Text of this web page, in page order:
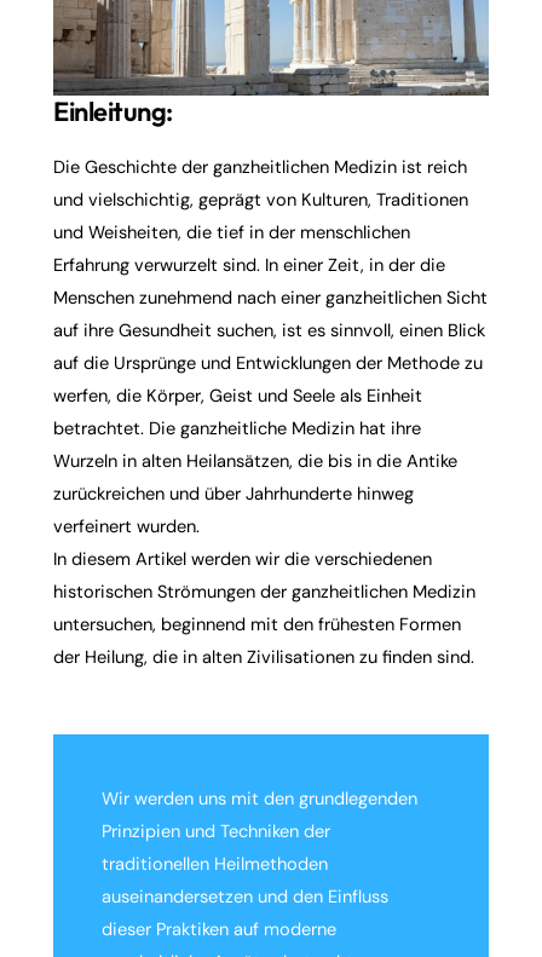
Einleitung:
Die Geschichte der ganzheitlichen Medizin ist reich
und vielschichtig, geprägt von Kulturen, Traditionen
und Weisheiten, die tief in der menschlichen
Erfahrung verwurzelt sind. In einer Zeit, in der die
Menschen zunehmend nach einer ganzheitlichen Sicht
auf ihre Gesundheit suchen, ist es sinnvoll, einen Blick
auf die Ursprünge und Entwicklungen der Methode zu
werfen, die Körper, Geist und Seele als Einheit
betrachtet. Die ganzheitliche Medizin hat ihre
Wurzeln in alten Heilansätzen, die bis in die Antike
zurückreichen und über Jahrhunderte hinweg
verfeinert wurden.
In diesem Artikel werden wir die verschiedenen
historischen Strömungen der ganzheitlichen Medizin
untersuchen, beginnend mit den frühesten Formen
der Heilung, die in alten Zivilisationen zu finden sind.
Wir werden uns mit den grundlegenden
Prinzipien und Techniken der
traditionellen Heilmethoden
auseinandersetzen und den Einfluss
dieser Praktiken auf moderne